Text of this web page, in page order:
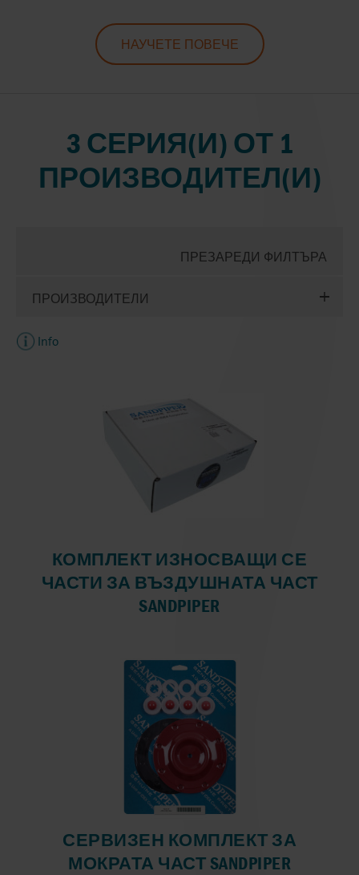
НАУЧЕТЕ ПОВЕЧЕ
3 СЕРИЯ(И) ОТ 1
ПРОИЗВОДИТЕЛ(И)
ПРЕЗАРЕДИ ФИЛТЪРА
ПРОИЗВОДИТЕЛИ
Info
КОМПЛЕКТ ИЗНОСВАЩИ СЕ
ЧАСТИ ЗА ВЪЗДУШНАТА ЧАСТ
SANDPIPER
СЕРВИЗЕН КОМПЛЕКТ ЗА
МОКРАТА ЧАСТ SANDPIPER